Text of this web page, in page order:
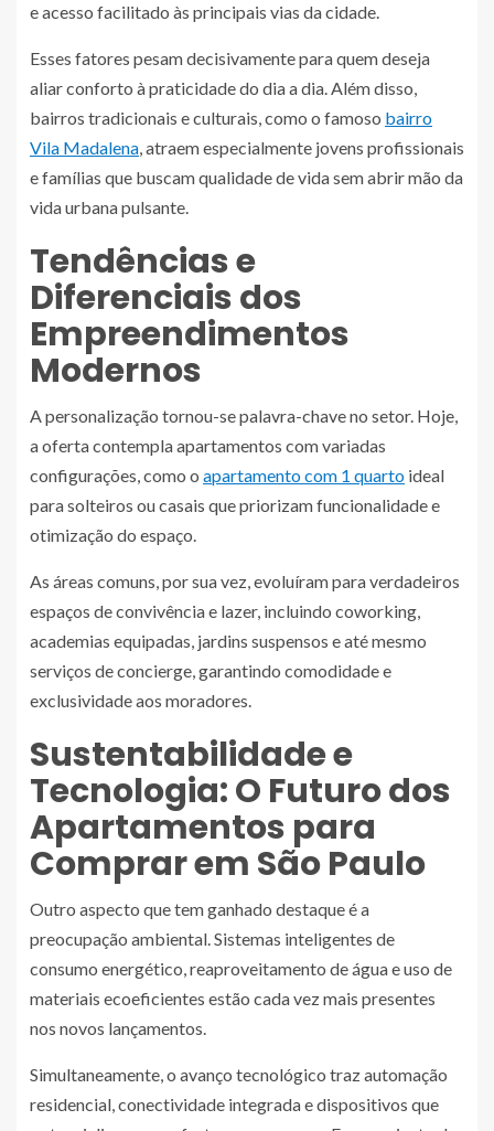
e acesso facilitado às principais vias da cidade.
Esses fatores pesam decisivamente para quem deseja
aliar conforto à praticidade do dia a dia. Além disso,
bairros tradicionais e culturais, como o famoso bairro
Vila Madalena, atraem especialmente jovens profissionais
e famílias que buscam qualidade de vida sem abrir mão da
vida urbana pulsante.
Tendências e
Diferenciais dos
Empreendimentos
Modernos
A personalização tornou-se palavra-chave no setor. Hoje,
a oferta contempla apartamentos com variadas
configurações, como o apartamento com 1 quarto ideal
para solteiros ou casais que priorizam funcionalidade e
otimização do espaço.
As áreas comuns, por sua vez, evoluíram para verdadeiros
espaços de convivência e lazer, incluindo coworking,
academias equipadas, jardins suspensos e até mesmo
serviços de concierge, garantindo comodidade e
exclusividade aos moradores.
Sustentabilidade e
Tecnologia: O Futuro dos
Apartamentos para
Comprar em São Paulo
Outro aspecto que tem ganhado destaque é a
preocupação ambiental. Sistemas inteligentes de
consumo energético, reaproveitamento de água e uso de
materiais ecoeficientes estão cada vez mais presentes
nos novos lançamentos.
Simultaneamente, o avanço tecnológico traz automação
residencial, conectividade integrada e dispositivos que